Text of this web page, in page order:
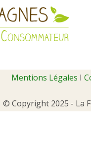
Mentions Légales I
© Copyright 2025 - La